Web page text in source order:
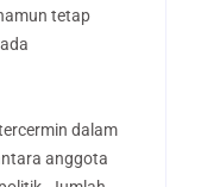
tetap
dalam
anggota